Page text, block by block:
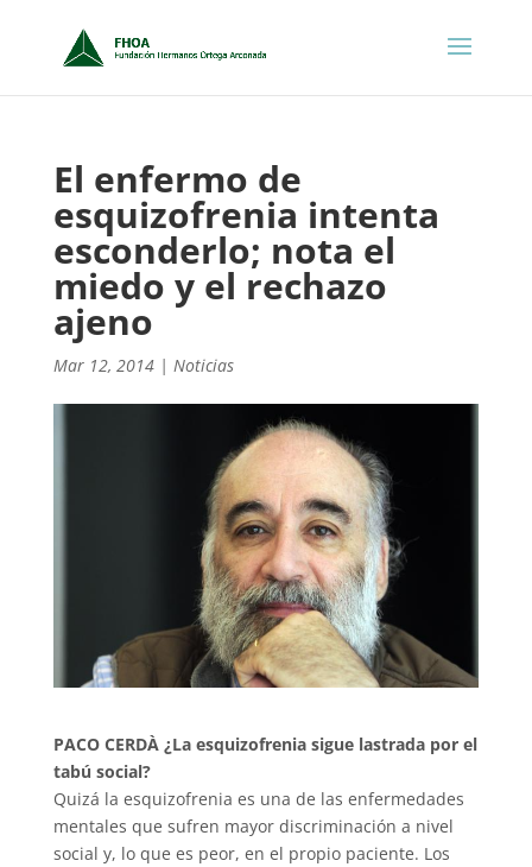
El enfermo de
esquizofrenia intenta
esconderlo; nota el
miedo y el rechazo
ajeno
Mar 12, 2014| Noticias
PACO CERDÀ ¿La esquizofrenia sigue lastrada por el
tabú social?
Quizá la esquizofrenia es una de las enfermedades
mentales que sufren mayor discriminación a nivel
social y, lo que es peor, en el propio paciente. Los